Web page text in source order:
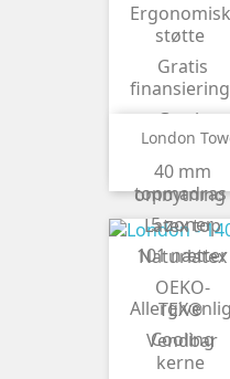
Ergonomisk
støtte
Gratis
finansiering
Gratis
levering
Gratis
ombytning
Latex top
Naturlatex
OEKO-
TEX®
Vendbar
kerne
London
40 mm
topmadras
5 zoner
101 nætter
Cooling